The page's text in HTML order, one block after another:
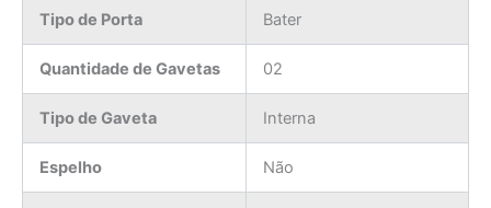
Tipo de Porta Bater
Quantidade de Gavetas 02
Tipo de Gaveta Interna
Espelho Não